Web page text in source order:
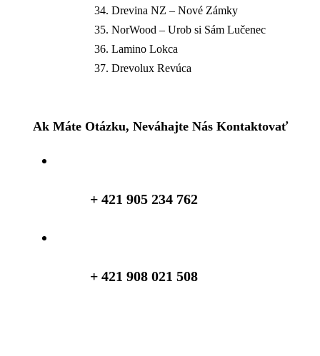
Drevina NZ – Nové Zámky
NorWood – Urob si Sám Lučenec
Lamino Lokca
Drevolux Revúca
Ak Máte Otázku, Neváhajte Nás Kontaktovať
+ 421 905 234 762
+ 421 908 021 508